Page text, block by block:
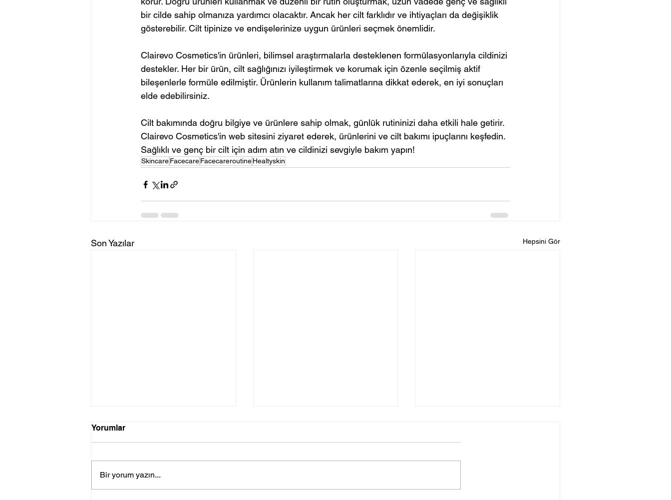
bir cilde sahip olmanıza yardımcı olacaktır. Ancak her cilt farklıdır ve ihtiyaçları da değişiklik
gösterebilir. Cilt tipinize ve endişelerinize uygun ürünleri seçmek önemlidir.
Clairevo Cosmetics'in ürünleri, bilimsel araştırmalarla desteklenen formülasyonlarıyla cildinizi
destekler. Her bir ürün, cilt sağlığınızı iyileştirmek ve korumak için özenle seçilmiş aktif
bileşenlerle formüle edilmiştir. Ürünlerin kullanım talimatlarına dikkat ederek, en iyi sonuçları
elde edebilirsiniz.
Cilt bakımında doğru bilgiye ve ürünlere sahip olmak, günlük rutininizi daha etkili hale getirir.
Clairevo Cosmetics'in web sitesini ziyaret ederek, ürünlerini ve cilt bakımı ipuçlarını keşfedin.
Sağlıklı ve genç bir cilt için adım atın ve cildinizi sevgiyle bakım yapın!
SkincareFacecareFacecareroutineHealtyskin
Son Yazılar Hepsini Gör
Yorumlar
Bir yorum yazın...